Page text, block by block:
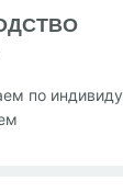
по